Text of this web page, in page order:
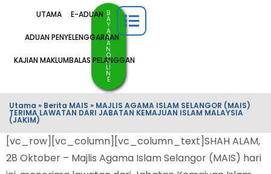
UTAMA E-ADUAN
ADUAN PENYELENGGARAAN
KAJIAN MAKLUMBALAS PELANGGAN
B
A
Y
A
R
A
N
O
N
LI
N
E
Utama » Berita MAIS » MAJLIS AGAMA ISLAM SELANGOR (MAIS)
TERIMA LAWATAN DARI JABATAN KEMAJUAN ISLAM MALAYSIA
(JAKIM)
[vc_row][vc_column][vc_column_text]SHAH ALAM,
28 Oktober – Majlis Agama Islam Selangor (MAIS) hari